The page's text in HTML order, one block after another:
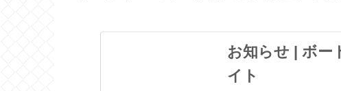
お知らせ | ボー
イト